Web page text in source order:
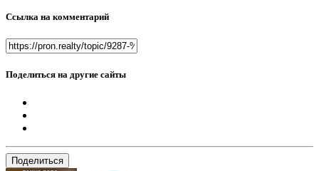
Ссылка на комментарий
Поделиться на другие сайты
Поделиться